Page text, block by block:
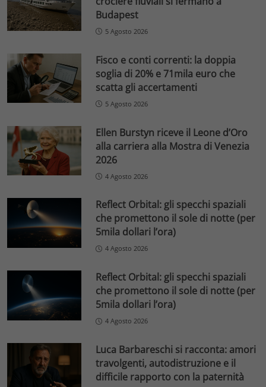
Budapest
5 Agosto 2026
Fisco e conti correnti: la doppia
soglia di 20% e 71mila euro che
scatta gli accertamenti
5 Agosto 2026
Ellen Burstyn riceve il Leone d’Oro
alla carriera alla Mostra di Venezia
2026
4 Agosto 2026
Reflect Orbital: gli specchi spaziali
che promettono il sole di notte (per
5mila dollari l’ora)
4 Agosto 2026
Reflect Orbital: gli specchi spaziali
che promettono il sole di notte (per
5mila dollari l’ora)
4 Agosto 2026
Luca Barbareschi si racconta: amori
travolgenti, autodistruzione e il
difficile rapporto con la paternità